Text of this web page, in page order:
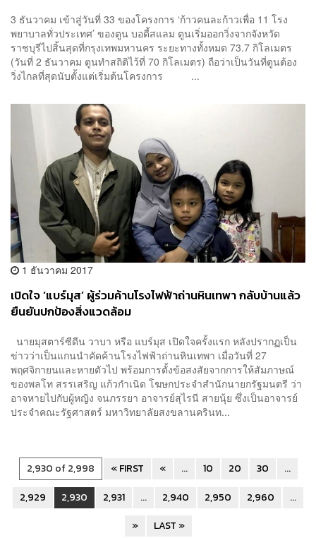
3 ธันวาคม เข้าสู่วันที่ 33 ของโครงการ ‘ก้าวคนละก้าวเพื่อ 11 โรง
พยาบาลทั่วประเทศ’ ของตูน บอดี้สแลม ตูนเริ่มออกวิ่งจากจังหวัด
ราชบุรีไปสิ้นสุดที่กรุงเทพมหานคร ระยะทางทั้งหมด 73.7 กิโลเมตร
(วันที่ 2 ธันวาคม ตูนทำสถิติไว้ที่ 70 กิโลเมตร) ถือว่าเป็นวันที่ตูนต้อง
วิ่งไกลที่สุดนับตั้งแต่เริ่มต้นโครงการ ...
1 ธันวาคม 2017
เปิดใจ ‘แบร์มุส’ ผู้ร่วมค้านโรงไฟฟ้าถ่านหินเทพา กลับบ้านแล้ว
ยืนยันปกป้องสิ่งแวดล้อม
นายมุสตาร์ซีดีน วาบา หรือ แบร์มุส เปิดใจครั้งแรก หลังปรากฏเป็น
ข่าวว่าเป็นแกนนำคัดค้านโรงไฟฟ้าถ่านหินเทพา เมื่อวันที่ 27
พฤศจิกายนและหายตัวไป พร้อมการตั้งข้อสงสัยจากการให้สัมภาษณ์
ของพลโท สรรเสริญ แก้วกำเนิด โฆษกประจำสำนักนายกรัฐมนตรี ว่า
อาจหายไปกับผู้หญิง จนภรรยา อาจารย์สุไรนี สายนุ้ย ซึ่งเป็นอาจารย์
ประจำคณะรัฐศาสตร์ มหาวิทยาลัยสงขลานครินท...
2,930 of 2,998 « FIRST « ... 10 20 30
...
2,929
2,930 2,931 ... 2,940 2,950 2,960
...
»
LAST »